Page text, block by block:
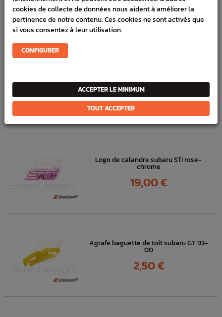
Référence :3402
Carrosserie
Pièces origine constructeur
DANSLA MÊME
CATÉGORIE
Logo de calandre subaru STI rose-
chrome
Prix
19,00 €
Agrafe baguette de toit subaru GT 93-
00
Prix
2,50 €
cookies de collecte de données nous aident à améliorer la
pertinence de notre contenu. Ces cookies ne sont activés que
si vous consentez à leur utilisation.
CONFIGURER
ACCEPTER LE MINIMUM
TOUT ACCEPTER